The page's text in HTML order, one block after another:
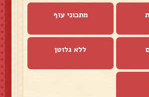
מתכוני עוף
ללא גלוטן